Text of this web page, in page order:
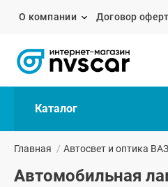
О компании Договор
Каталог
Главная / Автосвет и оптика ВАЗ
Автомобильная